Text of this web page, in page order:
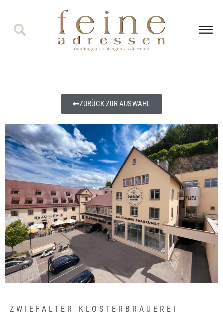
ZURÜCK ZUR AUSWAHL
ZWIEFALTER KLOSTERBRAUEREI